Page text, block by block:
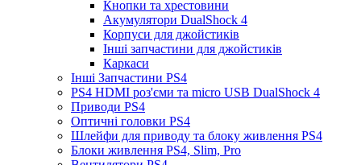
Кнопки та хрестовини
Акумулятори DualShock 4
Корпуси для джойстиків
Інші запчастини для джойстиків
Каркаси
Інші Запчастини PS4
PS4 HDMI роз'єми та micro USB DualShock 4
Приводи PS4
Оптичні головки PS4
Шлейфи для приводу та блоку живлення PS4
Блоки живлення PS4, Slim, Pro